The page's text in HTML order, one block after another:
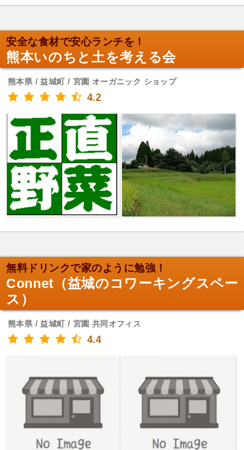
安全な食材で安心ランチを！
熊本いのちと土を考える会
熊本県 / 益城町 / 宮園 オーガニック ショップ
4.2
無料ドリンクで家のように勉強！
Connet（益城のコワーキングスペー
ス）
熊本県 / 益城町 / 宮園 共同オフィス
4.4